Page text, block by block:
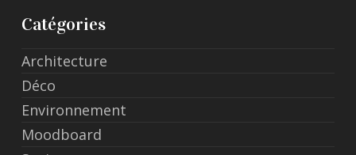
Catégories
Architecture
Déco
Environnement
Moodboard